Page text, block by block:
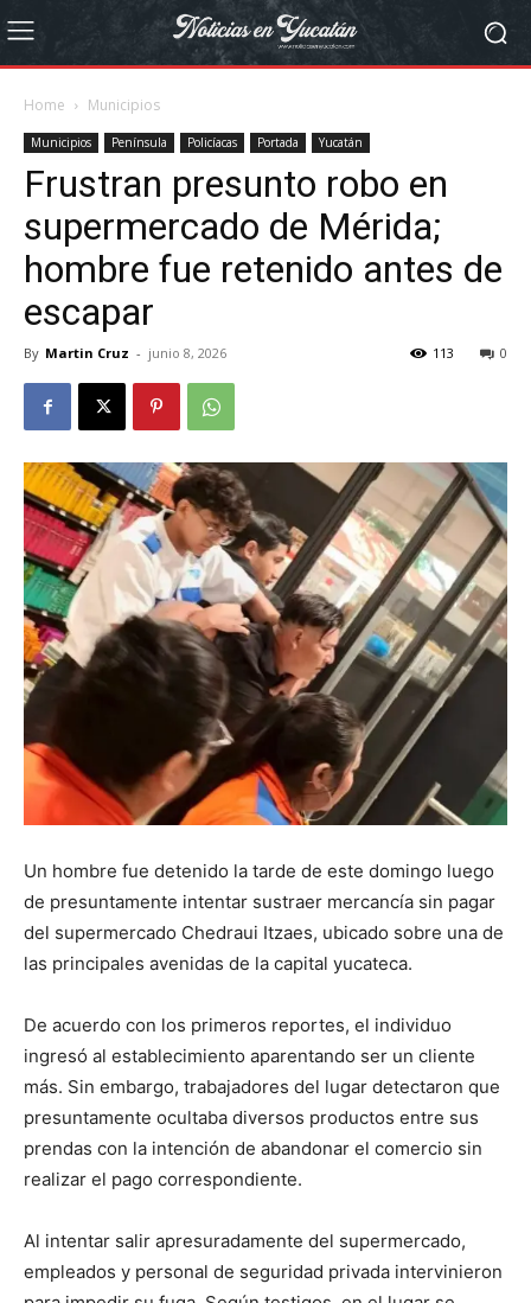
Home Municipios
Municipios Península Policíacas Portada Yucatán
Frustran presunto robo en
supermercado de Mérida;
hombre fue retenido antes de
escapar
By Martin Cruz - junio 8, 2026 0
113
Un hombre fue detenido la tarde de este domingo luego
de presuntamente intentar sustraer mercancía sin pagar
del supermercado Chedraui Itzaes, ubicado sobre una de
las principales avenidas de la capital yucateca.
De acuerdo con los primeros reportes, el individuo
ingresó al establecimiento aparentando ser un cliente
más. Sin embargo, trabajadores del lugar detectaron que
presuntamente ocultaba diversos productos entre sus
prendas con la intención de abandonar el comercio sin
realizar el pago correspondiente.
Al intentar salir apresuradamente del supermercado,
empleados y personal de seguridad privada intervinieron